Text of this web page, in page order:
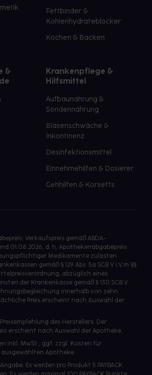
Fettbinder &
Kohlenhydrateblocker
Kochen & Backen
&
Krankenpflege &
Hilfsmittel
Aufbaunahrung &
Sondennahrung
Blasenschwäche &
Inkontinenz
Desinfektionsmittel
Einnehmehilfen & Dosierer
Gehhilfen & Korsetts
Verkaufspreis gemäß ABDA-
01.08.2026, d. h. Apothekenabgabepreis
Medikamente zulasten
gemäß § 129 Abs. 5a SGB V i.V.m §§
abzüglich eines
der Krankenkasse gemäß § 130 SGB V
innerhalb von zehn
Preis erscheint nach Auswahl der
des Herstellers. Der
erscheint nach Auswahl der Apotheke.
inkl. MwSt., ggf. zzgl. Kosten für
Apotheke.
Es werden pro Produkt 5 PAYBACK